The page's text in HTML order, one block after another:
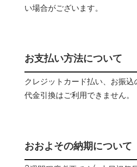
い場合がございます。
お支払い方法について
クレジットカード払い、お振込
代金引換はご利用できません。
おおよその納期について